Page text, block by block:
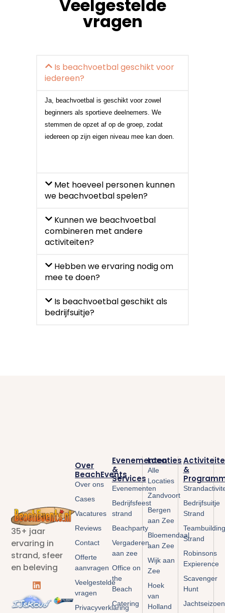
Veelgestelde
vragen
Is beachvoetbal geschikt voor
iedereen?
Ja, beachvoetbal is geschikt voor zowel
beginners als sportieve deelnemers. We
stemmen de opzet af op de groep, zodat
iedereen op zijn eigen niveau mee kan doen.
Met hoeveel personen kunnen
we beachvoetbal spelen?
Kunnen we beachvoetbal
combineren met andere
activiteiten?
Hebben we ervaring nodig om
mee te doen?
Is beachvoetbal geschikt als
bedrijfsuitje?
35+ jaar
ervaring in
strand, sfeer
en beleving
&
Bedrijfsuitje
Strand
Teambuilding
Strand
Robinsons
Expierence
Scavenger
Hunt
Jachtseizoen
Locaties
Alle
Locaties
Zandvoort
Bergen
aan Zee
Bloemendaal
aan Zee
Wijk aan
Zee
Hoek
van
Holland
Evenementen
&
Services
Evenementen
Bedrijfsfeest
strand
Beachparty
Vergaderen
aan zee
Office on
the
Beach
Catering
Over
BeachEvents
Over ons
Cases
Vacatures
Reviews
Contact
Offerte
aanvragen
Veelgestelde
vragen
Privacyverklaring